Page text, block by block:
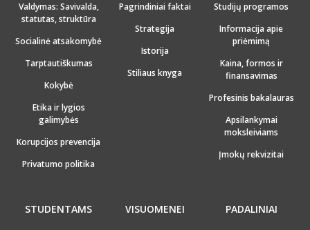
Valdymas: Savivalda,
statutas, struktūra
Socialinė atsakomybė
Tarptautiškumas
Kokybė
Etika ir lygios
galimybės
Korupcijos prevencija
Privatumo politika
Pagrindiniai faktai
Strategija
Istorija
Stiliaus knyga
Studijų programos
Informacija apie
priėmimą
Kaina, formos ir
finansavimas
Profesinis bakalauras
Apsilankymai
moksleiviams
Įmokų rekvizitai
STUDENTAMS VISUOMENEI PADALINIAI